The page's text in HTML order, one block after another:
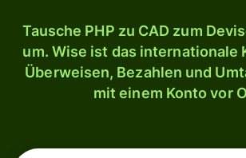
Tausche PHP zu CAD zum
um. Wise ist das internationale
Überweisen, Bezahlen und
mit einem Konto vor